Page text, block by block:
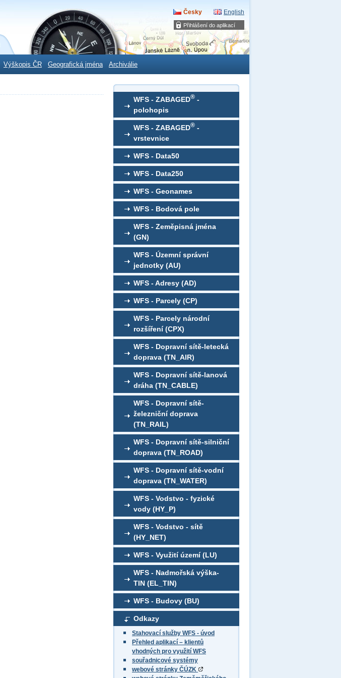
Přihlášení do aplikací
Česky English
Výškopis ČR Geografická jména Archiválie
WFS - ZABAGED® -
polohopis
WFS - ZABAGED® -
vrstevnice
WFS - Data50
WFS - Data250
WFS - Geonames
WFS - Bodová pole
WFS - Zeměpisná jména
(GN)
WFS - Územní správní
jednotky (AU)
WFS - Adresy (AD)
WFS - Parcely (CP)
WFS - Parcely národní
rozšíření (CPX)
WFS - Dopravní sítě-letecká
doprava (TN_AIR)
WFS - Dopravní sítě-lanová
dráha (TN_CABLE)
WFS - Dopravní sítě-
železniční doprava
(TN_RAIL)
WFS - Dopravní sítě-silniční
doprava (TN_ROAD)
WFS - Dopravní sítě-vodní
doprava (TN_WATER)
WFS - Vodstvo - fyzické
vody (HY_P)
WFS - Vodstvo - sítě
(HY_NET)
WFS - Využití území (LU)
WFS - Nadmořská výška-
TIN (EL_TIN)
WFS - Budovy (BU)
Odkazy
Stahovací služby WFS - úvod
Přehled aplikací – klientů
vhodných pro využití WFS
souřadnicové systémy
webové stránky ČÚZK